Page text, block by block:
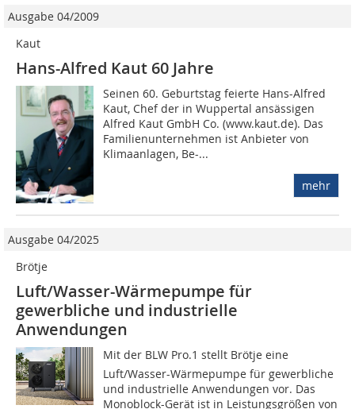
Ausgabe 04/2009
Kaut
Hans-Alfred Kaut 60 Jahre
Seinen 60. Ge­burtstag feier­te Hans-Alfred
Kaut, Chef der in Wuppertal an­sässigen
Alfred Kaut GmbH Co. (www.kaut.de). Das
Fa­mi­lien­un­ter­neh­men ist An­bie­ter von
Klimaanlagen, Be-...
mehr
Ausgabe 04/2025
Brötje
Luft/Wasser-Wärmepumpe für
gewerbliche und industrielle
Anwendungen
Mit der BLW Pro.1 stellt Brötje eine
Luft/Wasser-Wärmepumpe für gewerbliche
und industrielle Anwendungen vor. Das
Monoblock-Gerät ist in Leistungsgrößen von